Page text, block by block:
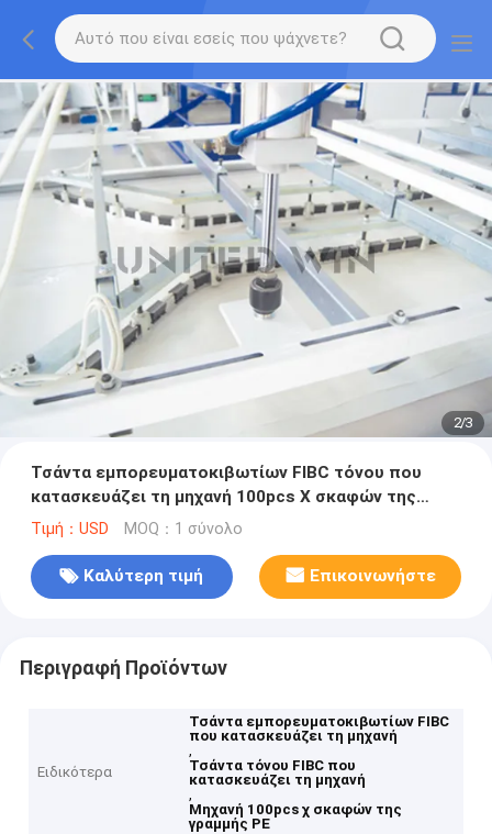
2/3
Τσάντα εμπορευματοκιβωτίων FIBC τόνου που
κατασκευάζει τη μηχανή 100pcs Χ σκαφών της
γραμμής PE μηχανών
Τιμή：USD MOQ：1 σύνολο
Καλύτερη τιμή Επικοινωνήστε
Περιγραφή Προϊόντων
Ειδικότερα
Τσάντα εμπορευματοκιβωτίων FIBC
που κατασκευάζει τη μηχανή
,
Τσάντα τόνου FIBC που
κατασκευάζει τη μηχανή
,
Μηχανή 100pcs χ σκαφών της
γραμμής PE